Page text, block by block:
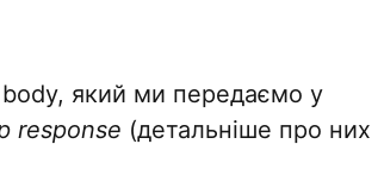
який ми передаємо у
response (детальніше про них